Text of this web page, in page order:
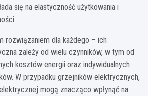
się na elastyczność użytkowania i
rozwiązaniem dla każdego – ich
zależy od wielu czynników, w tym od
kosztów energii oraz indywidualnych
W przypadku grzejników elektrycznych,
mogą znacząco wpłynąć na